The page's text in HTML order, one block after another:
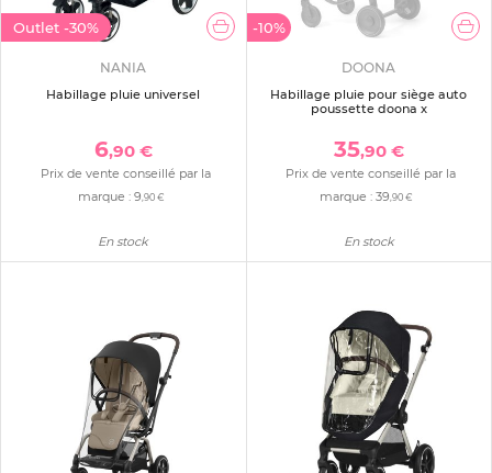
Outlet -30%
NANIA
Habillage pluie universel
6,90 €
Prix de vente conseillé par la
marque : 9 ,90 €
En stock
-10%
DOONA
Habillage pluie pour siège auto
poussette doona x
35,90 €
Prix de vente conseillé par la
marque :39,90 €
En stock